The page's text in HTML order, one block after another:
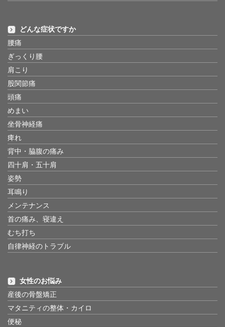
どんな症状ですか
腰痛
ぎっくり腰
肩こり
股関節痛
頭痛
めまい
坐骨神経痛
痺れ
背中・脇腹の痛み
四十肩・五十肩
姿勢
耳鳴り
メンテナンス
首の痛み、寝違え
むち打ち
自律神経のトラブル
女性のお悩み
産後の骨盤矯正
マタニティの整体・カイロ
便秘